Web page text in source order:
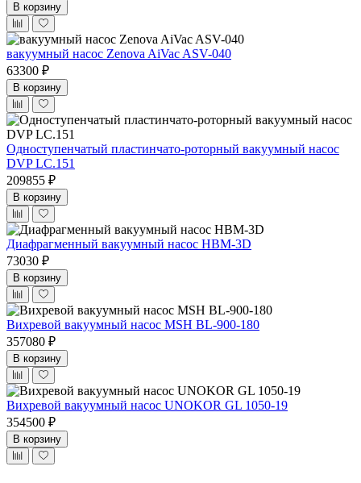
В корзину
вакуумный насос Zenova AiVac ASV-040
63300 ₽
В корзину
Одноступенчатый пластинчато-роторный вакуумный насос
DVP LC.151
209855 ₽
В корзину
Диафрагменный вакуумный насос НВМ-3D
73030 ₽
В корзину
Вихревой вакуумный насос MSH BL-900-180
357080 ₽
В корзину
Вихревой вакуумный насос UNOKOR GL 1050-19
354500 ₽
В корзину